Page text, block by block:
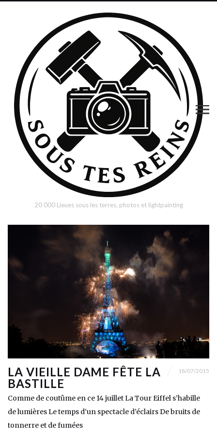
20 000 Lieues sous les terres, photos et lightpainting
LA VIEILLE DAME FÊTE LA
BASTILLE
18/07/2015
Comme de coutûme en ce 14 juillet La Tour Eiffel s’habille
de lumières Le temps d’un spectacle d’éclairs De bruits de
tonnerre et de fumées